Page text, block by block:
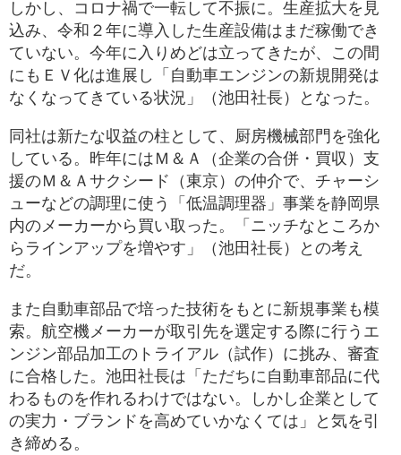
しかし、コロナ禍で一転して不振に。生産拡大を見
込み、令和２年に導入した生産設備はまだ稼働でき
ていない。今年に入りめどは立ってきたが、この間
にもＥＶ化は進展し「自動車エンジンの新規開発は
なくなってきている状況」（池田社長）となった。
同社は新たな収益の柱として、厨房機械部門を強化
している。昨年にはＭ＆Ａ（企業の合併・買収）支
援のＭ＆Ａサクシード（東京）の仲介で、チャーシ
ューなどの調理に使う「低温調理器」事業を静岡県
内のメーカーから買い取った。「ニッチなところか
らラインアップを増やす」（池田社長）との考え
だ。
また自動車部品で培った技術をもとに新規事業も模
索。航空機メーカーが取引先を選定する際に行うエ
ンジン部品加工のトライアル（試作）に挑み、審査
に合格した。池田社長は「ただちに自動車部品に代
わるものを作れるわけではない。しかし企業として
の実力・ブランドを高めていかなくては」と気を引
き締める。